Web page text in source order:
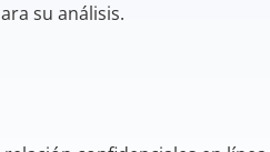
su análisis.